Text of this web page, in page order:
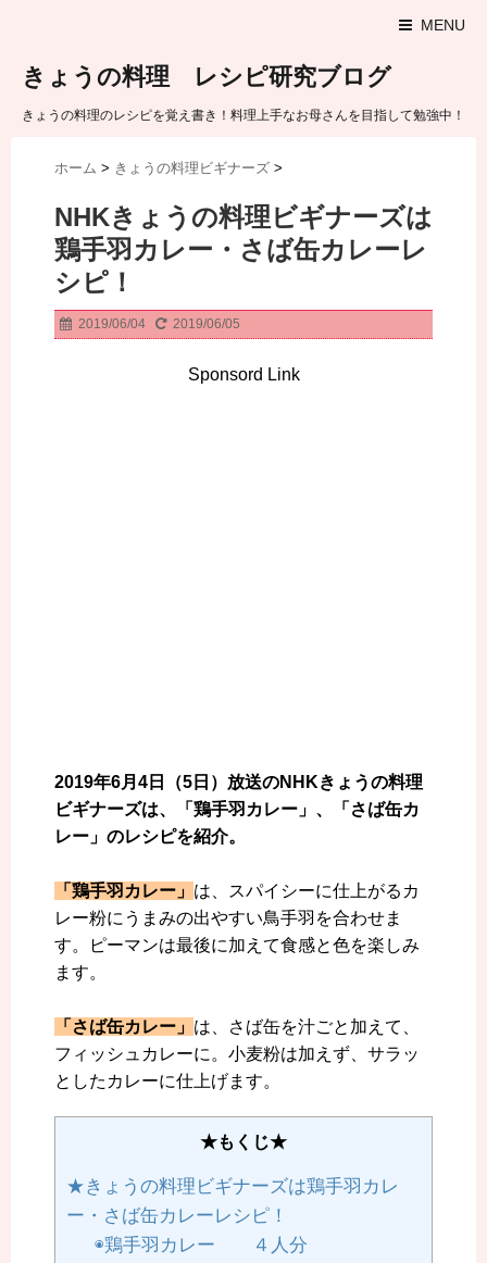
MENU
きょうの料理 レシピ研究ブログ
きょうの料理のレシピを覚え書き！料理上手なお母さんを目指して勉強中！
ホーム > きょうの料理ビギナーズ >
NHKきょうの料理ビギナーズは
鶏手羽カレー・さば缶カレーレ
シピ！
2019/06/04 2019/06/05
Sponsord Link
2019年6月4日（5日）放送のNHKきょうの料理
ビギナーズは、「鶏手羽カレー」、「さば缶カ
レー」のレシピを紹介。
「鶏手羽カレー」 は、スパイシーに仕上がるカ
レー粉にうまみの出やすい鳥手羽を合わせま
す。ピーマンは最後に加えて食感と色を楽しみ
ます。
「さば缶カレー」 は、さば缶を汁ごと加えて、
フィッシュカレーに。小麦粉は加えず、サラッ
としたカレーに仕上げます。
★もくじ★
★きょうの料理ビギナーズは鶏手羽カレ
ー・さば缶カレーレシピ！
◉鶏手羽カレー ４人分